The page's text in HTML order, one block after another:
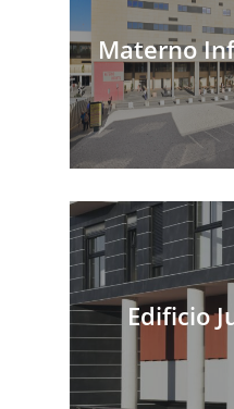
Materno
Edificio